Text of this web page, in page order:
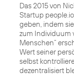
Das 2015 von
Startup
geben, indem
zum Individuum
Menschen”
Wert seiner
selbst
dezentralisiert